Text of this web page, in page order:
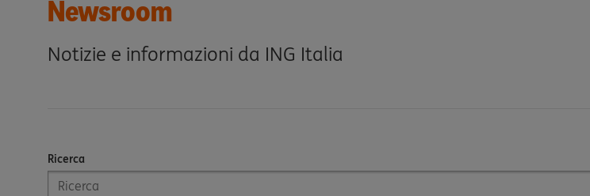
Newsroom
Notizie e informazioni da ING Italia
Ricerca
Inserisci un termine di ricerca